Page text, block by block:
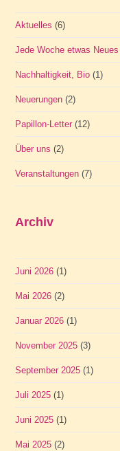
Aktuelles (6)
Jede Woche etwas Neues
Nachhaltigkeit, Bio (1)
Neuerungen (2)
Papillon-Letter (12)
Über uns (2)
Veranstaltungen (7)
Archiv
Juni 2026 (1)
Mai 2026 (2)
Januar 2026 (1)
November 2025 (3)
September 2025 (1)
Juli 2025 (1)
Juni 2025 (1)
Mai 2025 (2)